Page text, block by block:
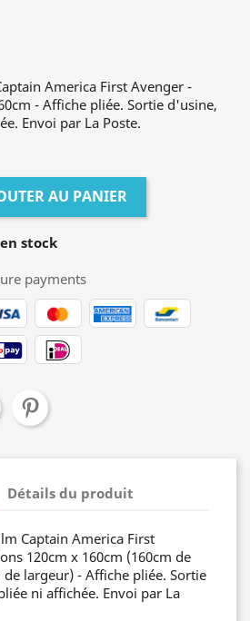
America First Avenger -
- Affiche pliée. Sortie d'usine,
Envoi par La Poste.
AU PANIER
stock
payments
Détails du produit
Captain America First
120cm x 160cm (160cm de
largeur) - Affiche pliée. Sortie
ni affichée. Envoi par La